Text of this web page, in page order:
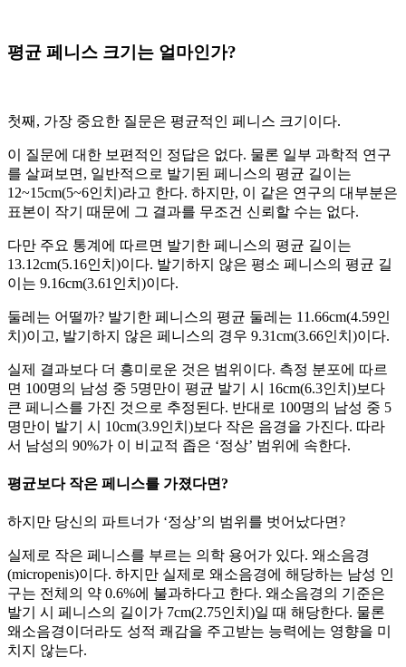
평균 페니스 크기는 얼마인가?
첫째, 가장 중요한 질문은 평균적인 페니스 크기이다.
이 질문에 대한 보편적인 정답은 없다. 물론 일부 과학적 연구
를 살펴보면, 일반적으로 발기된 페니스의 평균 길이는
12~15cm(5~6인치)라고 한다. 하지만, 이 같은 연구의 대부분은
표본이 작기 때문에 그 결과를 무조건 신뢰할 수는 없다.
다만 주요 통계에 따르면 발기한 페니스의 평균 길이는
13.12cm(5.16인치)이다. 발기하지 않은 평소 페니스의 평균 길
이는 9.16cm(3.61인치)이다.
둘레는 어떨까? 발기한 페니스의 평균 둘레는 11.66cm(4.59인
치)이고, 발기하지 않은 페니스의 경우 9.31cm(3.66인치)이다.
실제 결과보다 더 흥미로운 것은 범위이다. 측정 분포에 따르
면 100명의 남성 중 5명만이 평균 발기 시 16cm(6.3인치)보다
큰 페니스를 가진 것으로 추정된다. 반대로 100명의 남성 중 5
명만이 발기 시 10cm(3.9인치)보다 작은 음경을 가진다. 따라
서 남성의 90%가 이 비교적 좁은 ‘정상’ 범위에 속한다.
평균보다 작은 페니스를 가졌다면?
하지만 당신의 파트너가 ‘정상’의 범위를 벗어났다면?
실제로 작은 페니스를 부르는 의학 용어가 있다. 왜소음경
(micropenis)이다. 하지만 실제로 왜소음경에 해당하는 남성 인
구는 전체의 약 0.6%에 불과하다고 한다. 왜소음경의 기준은
발기 시 페니스의 길이가 7cm(2.75인치)일 때 해당한다. 물론
왜소음경이더라도 성적 쾌감을 주고받는 능력에는 영향을 미
치지 않는다.